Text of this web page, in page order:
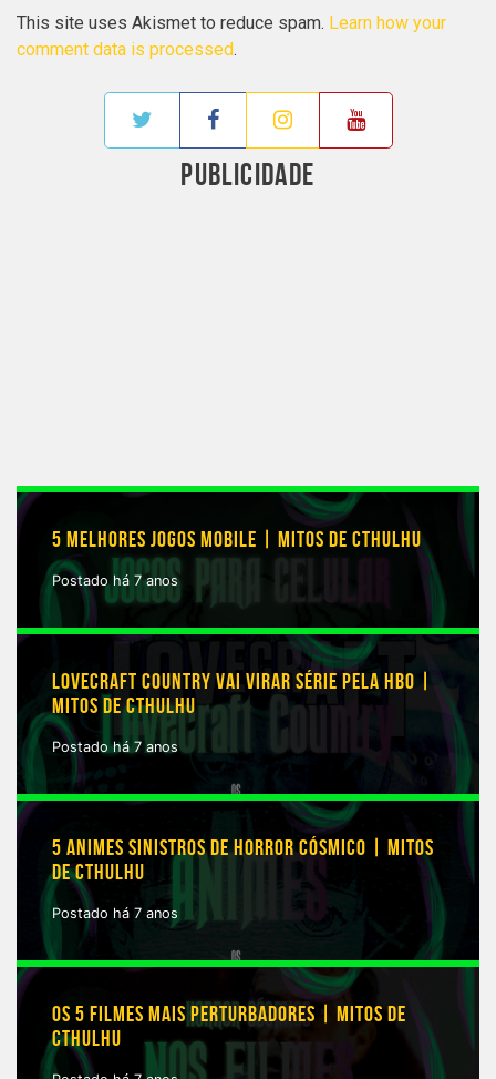
This site uses Akismet to reduce spam. Learn how your
comment data is processed.
PUBLICIDADE
5 MELHORES JOGOS MOBILE | MITOS DE CTHULHU
Postado há 7 anos
LOVECRAFT COUNTRY VAI VIRAR SÉRIE PELA HBO |
MITOS DE CTHULHU
Postado há 7 anos
5 ANIMES SINISTROS DE HORROR CÓSMICO | MITOS
DE CTHULHU
Postado há 7 anos
OS 5 FILMES MAIS PERTURBADORES | MITOS DE
CTHULHU